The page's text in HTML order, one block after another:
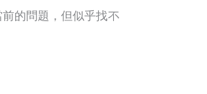
的問題，但似乎找不